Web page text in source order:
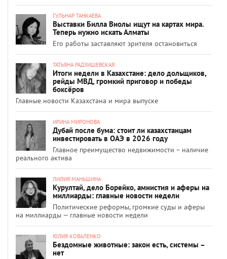
ГУЛЬНАР ТАНКАЕВА
Выставки Билла Виолы ищут на картах мира.
Теперь нужно искать Алматы
Его работы заставляют зрителя остановиться
ТАТЬЯНА РАДЗИШЕВСКАЯ
Итоги недели в Казахстане: дело дольщиков,
рейды МВД, громкий приговор и победы
боксёров
Главные новости Казахстана и мира выпуске
ИРИНА МИРОНОВА
Дубай после бума: стоит ли казахстанцам
инвестировать в ОАЭ в 2026 году
Главное преимущество недвижимости – наличие
реального актива
ЛИЛИЯ МАНЬШИНА
Курултай, дело Борейко, амнистия и аферы на
миллиарды: главные новости недели
Политические реформы, громкие суды и аферы
на миллиарды — главные новости недели
ЮЛИЯ КОВАЛЕНКО
Бездомные животные: закон есть, системы –
нет